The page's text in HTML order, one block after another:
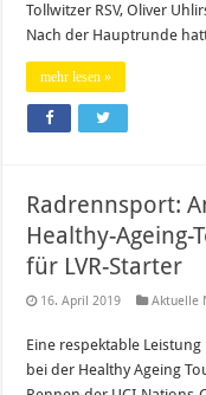
Tollwitzer RSV, Oliver
Nach der Hauptrunde
mehr lesen »
Radrennsport:
Healthy-Ageing-
für LVR-Starter
16. April 2019 Aktuelle
Eine respektable
bei der Healthy Ageing